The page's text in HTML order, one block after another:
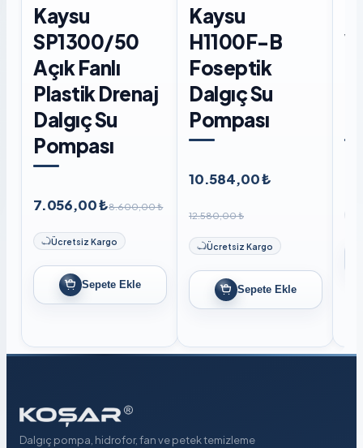
Kaysu
SP1300/50
Açık Fanlı
Plastik Drenaj
Dalgıç Su
Pompası
7.056,00 ₺8.600,00 ₺
Ücretsiz Kargo
Sepete Ekle
Kaysu
H1100F-B
Foseptik
Dalgıç Su
Pompası
10.584,00 ₺
12.580,00 ₺
Ücretsiz Kargo
Sepete Ekle
Dalgıç pompa, hidrofor, fan ve petek temizleme